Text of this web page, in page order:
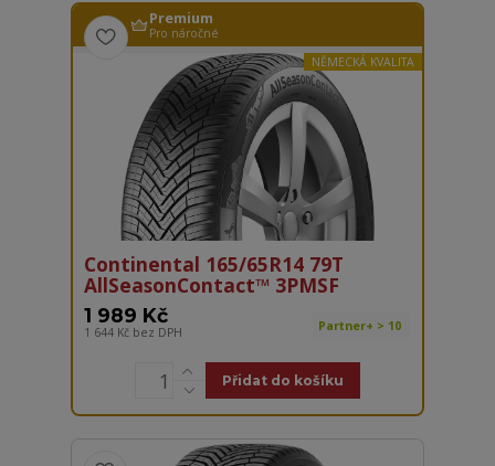
Premium
Pro náročné
NĚMECKÁ KVALITA
Continental 165/65R14 79T
AllSeasonContact™ 3PMSF
1 989 Kč
1 644 Kč bez DPH Partner+ > 10
Přidat do košíku